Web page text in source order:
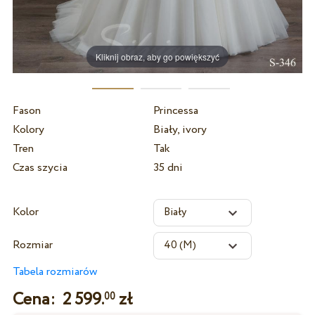
Kliknij obraz, aby go powiększyć
Fason
Princessa
Kolory
Biały, ivory
Tren
Tak
Czas szycia
35 dni
Kolor
Rozmiar
Tabela rozmiarów
Cena: 2 599.00zł